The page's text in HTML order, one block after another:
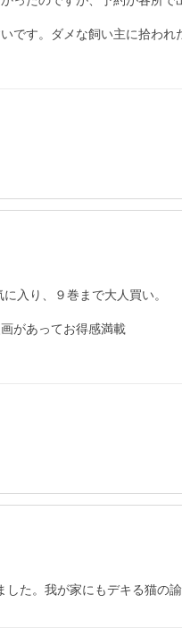
です。ダメな飼い主に拾わ
入り、９巻まで大人買い。
があってお得感満載
た。我が家にもデキる猫の